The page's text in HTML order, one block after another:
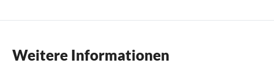
Weitere Informationen